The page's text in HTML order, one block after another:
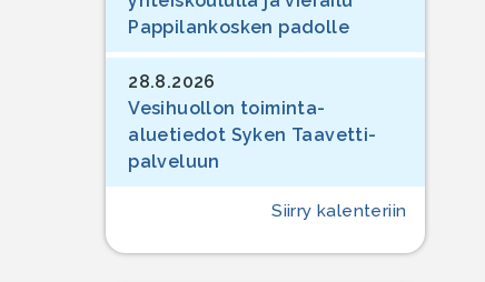
Pappilankosken padolle
28.8.2026
Vesihuollon toiminta-
aluetiedot Syken Taavetti-
palveluun
Siirry kalenteriin